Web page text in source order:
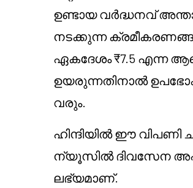
ഉണ്ടായ വർദ്ധനവ്
നടക്കുന്ന
ഏകദേശം ₹7.5 എന്ന
ഉയരുന്നതിനാൽ
വരും.
ഹിന്ദിയിൽ ഈ
ന്യൂസിൽ ദിവസേന
ലഭ്യമാണ്.